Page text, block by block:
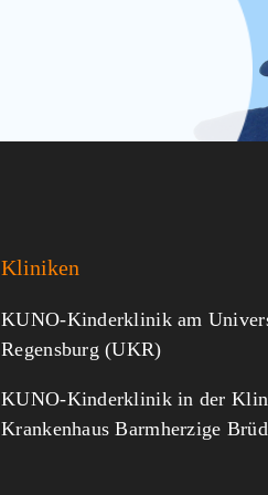
Kliniken
KUNO-Kinderklinik am
Regensburg (UKR)
KUNO-Kinderklinik in der
Krankenhaus Barmherzige